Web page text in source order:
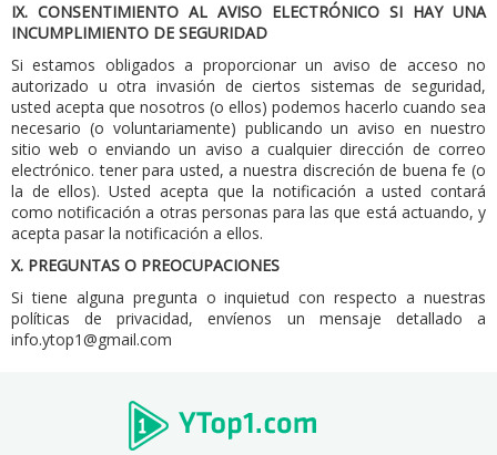
IX. CONSENTIMIENTO AL AVISO ELECTRÓNICO SI HAY UNA
INCUMPLIMIENTO DE SEGURIDAD
Si estamos obligados a proporcionar un aviso de acceso no
autorizado u otra invasión de ciertos sistemas de seguridad,
usted acepta que nosotros (o ellos) podemos hacerlo cuando sea
necesario (o voluntariamente) publicando un aviso en nuestro
sitio web o enviando un aviso a cualquier dirección de correo
electrónico. tener para usted, a nuestra discreción de buena fe (o
la de ellos). Usted acepta que la notificación a usted contará
como notificación a otras personas para las que está actuando, y
acepta pasar la notificación a ellos.
X. PREGUNTAS O PREOCUPACIONES
Si tiene alguna pregunta o inquietud con respecto a nuestras
políticas de privacidad, envíenos un mensaje detallado a
info.ytop1@gmail.com